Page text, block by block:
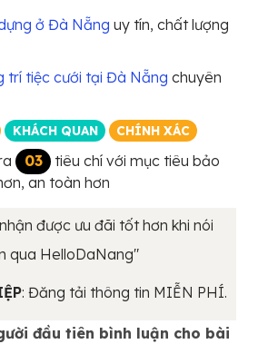
ở Đà Nẵng uy tín, chất lượng
trí tiệc cưới tại Đà Nẵng chuyên
KHÁCH QUAN CHÍNH XÁC
03
tiêu chí với mục tiêu bảo
an toàn hơn
được ưu đãi tốt hơn khi nói
qua HelloDaNang"
: Đăng tải thông tin MIỄN PHÍ.
đầu tiên bình luận cho bài